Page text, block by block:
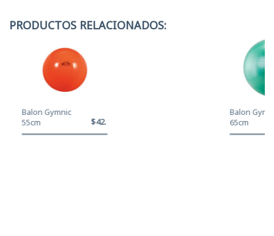
PRODUCTOS RELACIONADOS:
Balon Gymnic
55cm
$42.120
Balon
65cm